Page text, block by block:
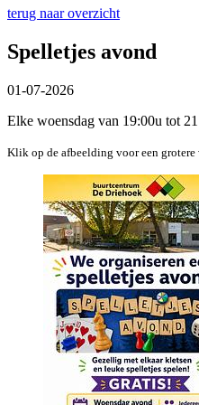
terug naar overzicht
Spelletjes avond
01-07-2026
Elke woensdag van 19:00u tot
Klik op de afbeelding voor een grotere